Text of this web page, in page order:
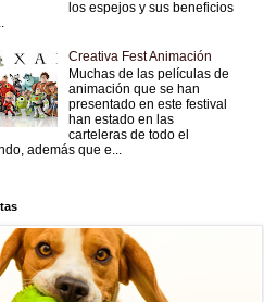
los espejos y sus beneficios
Creativa Fest Animación
Muchas de las películas de
animación que se han
presentado en este festival
han estado en las
carteleras de todo el
además que e...